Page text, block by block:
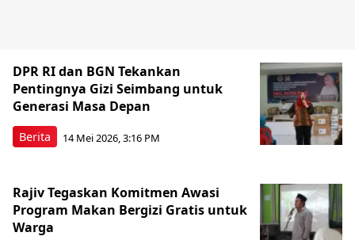
Berita
DPR RI dan BGN Tekankan
Pentingnya Gizi Seimbang untuk
Generasi Masa Depan
14 Mei 2026, 3:16 PM
Rajiv Tegaskan Komitmen Awasi
Program Makan Bergizi Gratis untuk
Warga